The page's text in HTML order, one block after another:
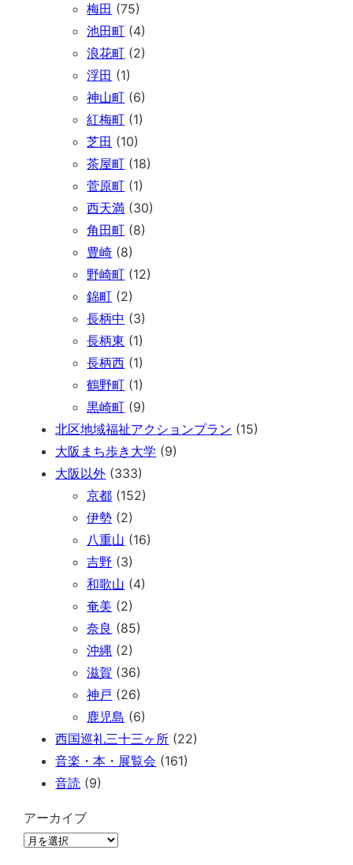
梅田 (75)
池田町 (4)
浪花町 (2)
浮田 (1)
神山町 (6)
紅梅町 (1)
芝田 (10)
茶屋町 (18)
菅原町 (1)
西天満 (30)
角田町 (8)
豊崎 (8)
野崎町 (12)
錦町 (2)
長柄中 (3)
長柄東 (1)
長柄西 (1)
鶴野町 (1)
黒崎町 (9)
北区地域福祉アクションプラン (15)
大阪まち歩き大学 (9)
大阪以外 (333)
京都 (152)
伊勢 (2)
八重山 (16)
吉野 (3)
和歌山 (4)
奄美 (2)
奈良 (85)
沖縄 (2)
滋賀 (36)
神戸 (26)
鹿児島 (6)
西国巡礼三十三ヶ所 (22)
音楽・本・展覧会 (161)
音読 (9)
アーカイブ